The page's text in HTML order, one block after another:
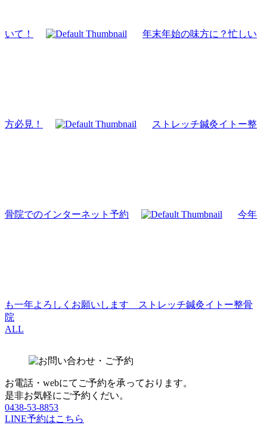
いて！ 年末年始の味方に？忙しい
方必見！ ストレッチ鍼灸イトー整
骨院でのインターネット予約 今年
も一年よろしくお願いします ストレッチ鍼灸イトー整骨
院
ALL
お電話・webにてご予約を承っております。
是非お気軽にご予約くだい。
0438-53-8853
LINE予約はこちら